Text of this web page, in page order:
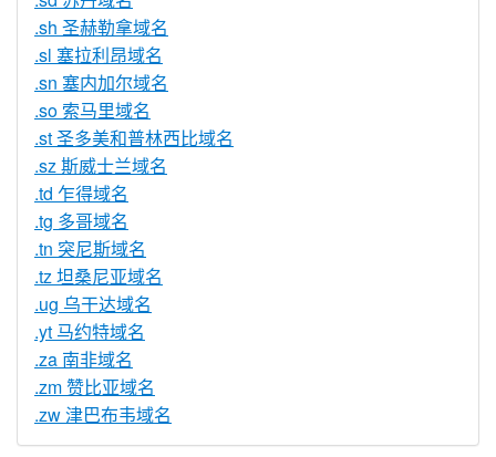
.sh 圣赫勒拿域名
.sl 塞拉利昂域名
.sn 塞内加尔域名
.so 索马里域名
.st 圣多美和普林西比域名
.sz 斯威士兰域名
.td 乍得域名
.tg 多哥域名
.tn 突尼斯域名
.tz 坦桑尼亚域名
.ug 乌干达域名
.yt 马约特域名
.za 南非域名
.zm 赞比亚域名
.zw 津巴布韦域名